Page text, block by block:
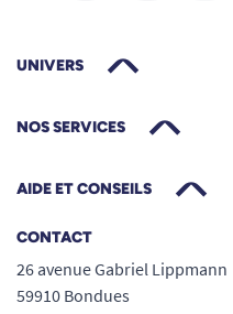
UNIVERS
NOS SERVICES
AIDE ET CONSEILS
CONTACT
26 avenue Gabriel Lippmann
59910 Bondues